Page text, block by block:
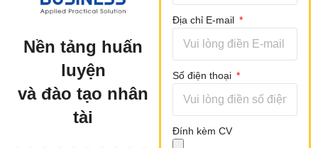
Nền tảng huấn
luyện
và đào tạo nhân
tài
Địa chỉ E-mail
Số điện thoại
Đính kèm CV